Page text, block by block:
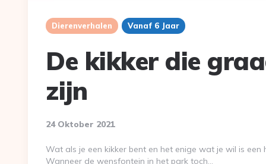
Dierenverhalen Vanaf 6 Jaar
De kikker die
zijn
24 Oktober 2021
Wat als je een kikker bent en het enige wat je wil is
Wanneer de wensfontein in het park toch…